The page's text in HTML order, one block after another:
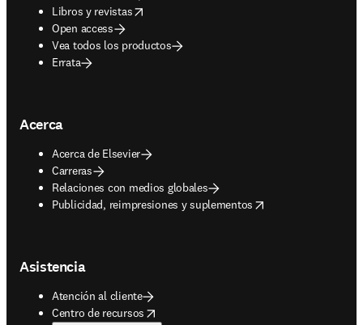
Libros y revistas
opens in new tab/window
Open access
Vea todos los productos
Errata
Acerca
Acerca de Elsevier
Carreras
Relaciones con medios globales
Publicidad, reimpresiones y suplementos
opens in new tab/window
Asistencia
Atención al cliente
Centro de recursos
opens in new tab/window